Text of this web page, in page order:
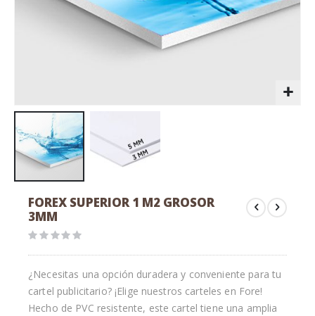
comienzo
imágenes
FOREX SUPERIOR 1 M2 GROSOR
3MM
¿Necesitas una opción duradera y conveniente para tu
cartel publicitario? ¡Elige nuestros carteles en Fore!
Hecho de PVC resistente, este cartel tiene una amplia